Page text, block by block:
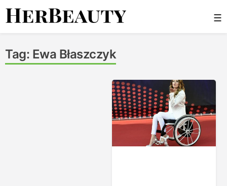
Skip
☰
Tag: Ewa Błaszczyk